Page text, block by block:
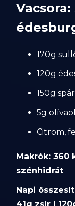
170g
120g
150g
5g
Citrom,
Makrók: 360
szénhidrát
Napi